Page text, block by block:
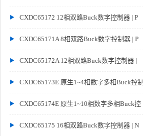
CXDC65172 12相双路Buck数字控制器 | P
CXDC65171A 8相双路Buck数字控制器 | P
CXDC65172A 12相双路Buck数字控制器 |
CXDC65173E 原生1~4相数字多相Buck控制
CXDC65174E 原生1~10相数字多相Buck控
CXDC65175 16相双路Buck数字控制器 | N